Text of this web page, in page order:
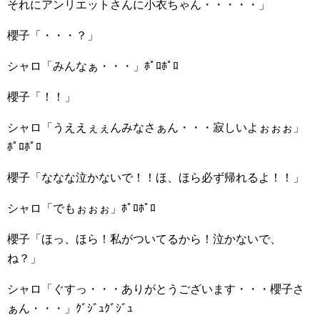
それにアンリエットさんに小衣ちゃん・・・・・」
櫻子「・・・？」
シャロ「みんなぁ・・・」ﾎﾟﾛﾎﾟﾛ
櫻子「！！」
シャロ「うええぇぇんみなさぁん・・・寂しいよぉぉぉ」
ﾎﾟﾛﾎﾟﾛ
櫻子「ななな泣かないで！！ほ、ほら必ず帰れるよ！！」
シャロ「でもぉぉぉ」ﾎﾟﾛﾎﾟﾛ
櫻子「ほっ、ほら！私がついてるから！泣かないで、
ね？」
シャロ「ぐすっ・・・ありがとうございます・・・櫻子さ
ぁん・・・」ｸﾞｼﾞｭｸﾞｼﾞｭ